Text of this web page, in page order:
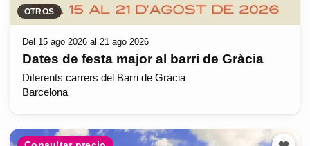
OTROS
Del 15 ago 2026 al 21 ago 2026
Dates de festa major al barri de Gràcia
Diferents carrers del Barri de Gràcia
Barcelona